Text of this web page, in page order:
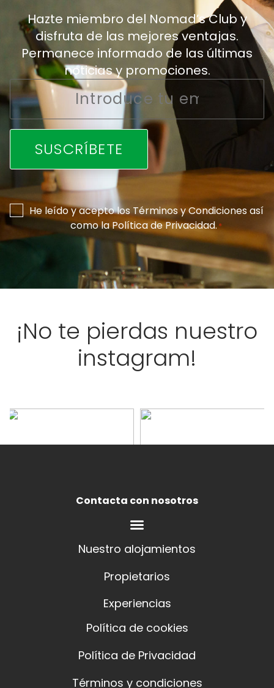
Hazte miembro del Nomad’s Club y
disfruta de las mejores ventajas.
Permanece informado de las últimas
noticias y promociones.
Consentimiento
*
He leído y acepto losTérminos y Condicionesasí
como laPolítica de Privacidad.*
Email
*
¡No te pierdas nuestro
instagram!
Contacta con nosotros
Nuestro alojamientos
Propietarios
Experiencias
Política de cookies
Política de Privacidad
Términos y condiciones